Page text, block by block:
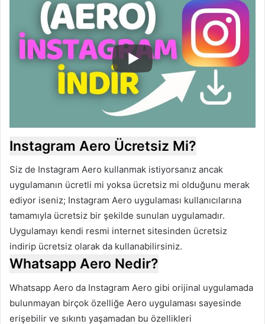
Instagram Aero Ücretsiz Mi?
Siz de Instagram Aero kullanmak istiyorsanız ancak
uygulamanın ücretli mi yoksa ücretsiz mi olduğunu merak
ediyor iseniz; Instagram Aero uygulaması kullanıcılarına
tamamıyla ücretsiz bir şekilde sunulan uygulamadır.
Uygulamayı kendi resmi internet sitesinden ücretsiz
indirip ücretsiz olarak da kullanabilirsiniz.
Whatsapp Aero Nedir?
Whatsapp Aero da Instagram Aero gibi orijinal uygulamada
bulunmayan birçok özelliğe Aero uygulaması sayesinde
erişebilir ve sıkıntı yaşamadan bu özellikleri